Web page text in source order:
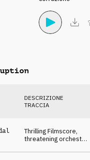
DESCRIZIONE
TRACCIA
Thrilling Filmscore,
threatening orchestra,